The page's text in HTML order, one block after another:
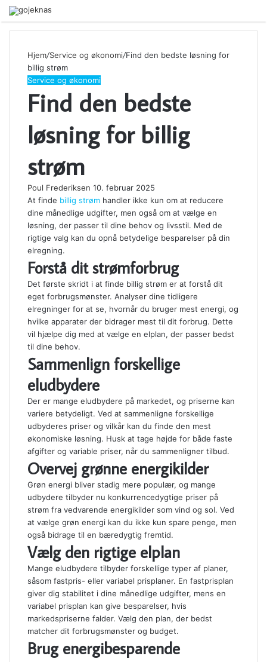
Menu
Hjem/Service og økonomi/Find den bedste løsning for
billig strøm
Service og økonomi
Find den bedste
løsning for billig
strøm
Poul Frederiksen 10. februar 2025
At finde billig strøm handler ikke kun om at reducere
dine månedlige udgifter, men også om at vælge en
løsning, der passer til dine behov og livsstil. Med de
rigtige valg kan du opnå betydelige besparelser på din
elregning.
Forstå dit strømforbrug
Det første skridt i at finde billig strøm er at forstå dit
eget forbrugsmønster. Analyser dine tidligere
elregninger for at se, hvornår du bruger mest energi, og
hvilke apparater der bidrager mest til dit forbrug. Dette
vil hjælpe dig med at vælge en elplan, der passer bedst
til dine behov.
Sammenlign forskellige
eludbydere
Der er mange eludbydere på markedet, og priserne kan
variere betydeligt. Ved at sammenligne forskellige
udbyderes priser og vilkår kan du finde den mest
økonomiske løsning. Husk at tage højde for både faste
afgifter og variable priser, når du sammenligner tilbud.
Overvej grønne energikilder
Grøn energi bliver stadig mere populær, og mange
udbydere tilbyder nu konkurrencedygtige priser på
strøm fra vedvarende energikilder som vind og sol. Ved
at vælge grøn energi kan du ikke kun spare penge, men
også bidrage til en bæredygtig fremtid.
Vælg den rigtige elplan
Mange eludbydere tilbyder forskellige typer af planer,
såsom fastpris- eller variabel prisplaner. En fastprisplan
giver dig stabilitet i dine månedlige udgifter, mens en
variabel prisplan kan give besparelser, hvis
markedspriserne falder. Vælg den plan, der bedst
matcher dit forbrugsmønster og budget.
Brug energibesparende